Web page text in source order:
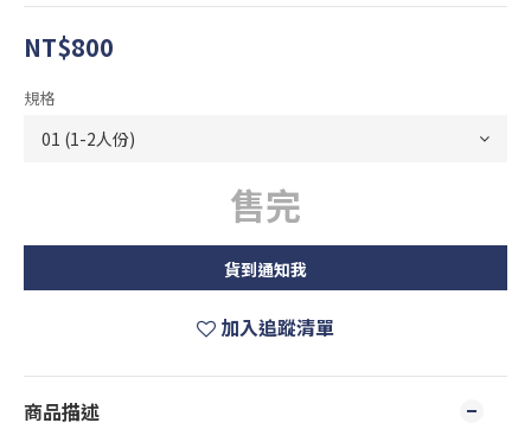
NT$800
規格
售完
貨到通知我
加入追蹤清單
商品描述